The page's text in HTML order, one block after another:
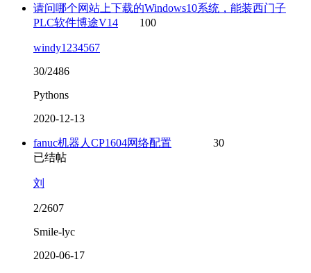
请问哪个网站上下载的Windows10系统，能装西门子
PLC软件博途V14
100
windy1234567
30/2486
Pythons
2020-12-13
fanuc机器人CP1604网络配置
30
已结帖
刘
2/2607
Smile-lyc
2020-06-17